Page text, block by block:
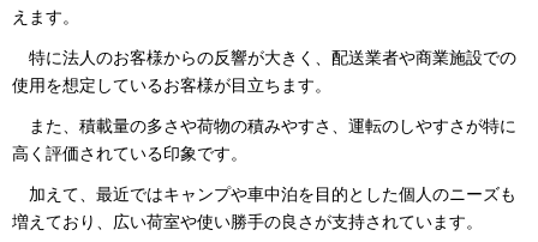
えます。
特に法人のお客様からの反響が大きく、配送業者や商業施設での
使用を想定しているお客様が目立ちます。
また、積載量の多さや荷物の積みやすさ、運転のしやすさが特に
高く評価されている印象です。
加えて、最近ではキャンプや車中泊を目的とした個人のニーズも
増えており、広い荷室や使い勝手の良さが支持されています。